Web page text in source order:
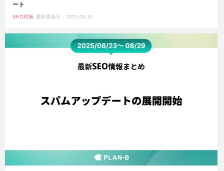
ート
SEO対策 最終更新日：2025.09.10